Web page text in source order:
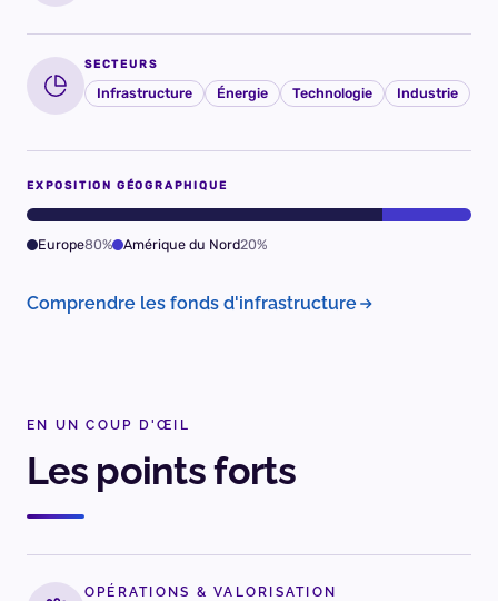
SECTEURS
Infrastructure Énergie Technologie Industrie
EXPOSITION GÉOGRAPHIQUE
Europe80% Amérique du Nord20%
Comprendre les fonds d'infrastructure
EN UN COUP D'ŒIL
Les points forts
OPÉRATIONS & VALORISATION